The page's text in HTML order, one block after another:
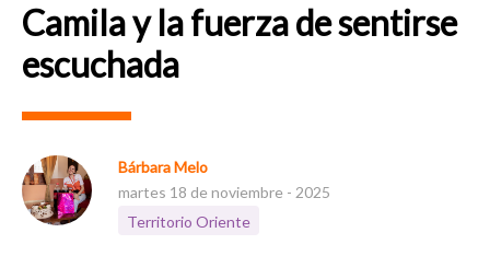
Camila y la fuerza de sentirse
escuchada
Bárbara Melo
martes 18 de noviembre - 2025
Territorio Oriente